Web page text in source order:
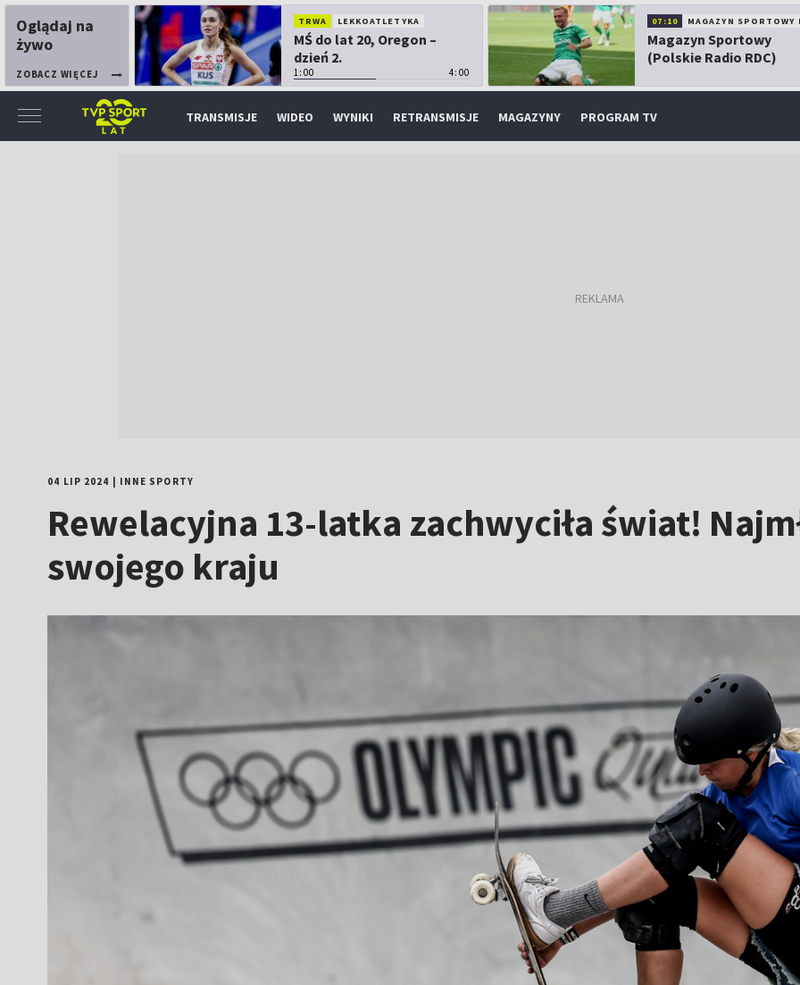
Oglądaj na
żywo
ZOBACZ WIĘCEJ
TRWA LEKKOATLETYKA
MŚ do lat 20, Oregon –
dzień 2.
1:00 4:00
07:10 MAGAZYN SPORTOWY
Magazyn Sportowy
(Polskie Radio RDC)
TRANSMISJE WIDEO WYNIKI RETRANSMISJE MAGAZYNY PROGRAM TV
04 LIP 2024 INNE SPORTY
Rewelacyjna 13-latka zachwyciła świat!
swojego kraju